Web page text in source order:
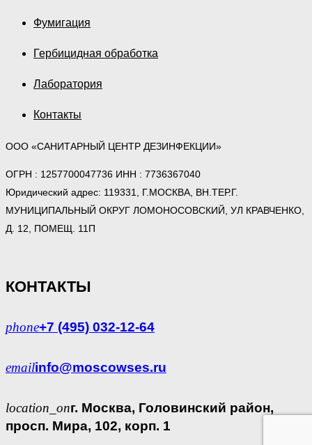
Фумигация
Гербицидная обработка
Лаборатория
Контакты
ООО «САНИТАРНЫЙ ЦЕНТР ДЕЗИНФЕКЦИИ»
ОГРН : 1257700047736 ИНН : 7736367040
Юридический адрес: 119331, Г.МОСКВА, ВН.ТЕР.Г.
МУНИЦИПАЛЬНЫЙ ОКРУГ ЛОМОНОСОВСКИЙ, УЛ КРАВЧЕНКО,
Д. 12, ПОМЕЩ. 11П
КОНТАКТЫ
phone+7 (495) 032-12-64
emailinfo@moscowses.ru
location_onг. Москва, Головинский район,
просп. Мира, 102, корп. 1